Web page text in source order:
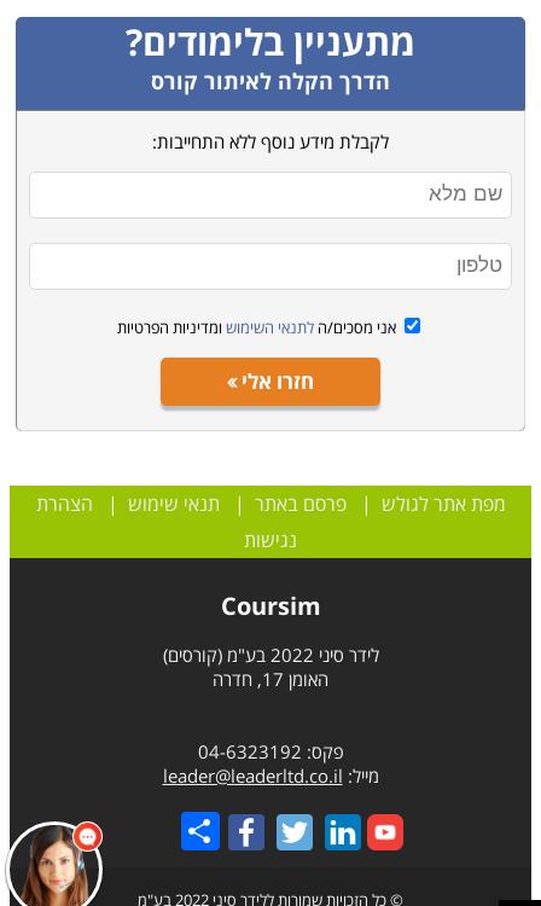
מתעניין בלימודים?
הדרך הקלה לאיתור קורס
לקבלת מידע נוסף ללא התחייבות:
אני מסכים/ה לתנאי השימוש ומדיניות הפרטיות
חזרו אלי
מפת אתר לגולש |פרסם באתר | תנאי שימוש | הצהרת
נגישות
Coursim
לידר סיני 2022 בע"מ (קורסים)
האומן 17, חדרה
פקס: 04-6323192
מייל: leader@leaderltd.co.il
Share
© כל הזכויות שמורות ללידר סיני 2022 בע"מ